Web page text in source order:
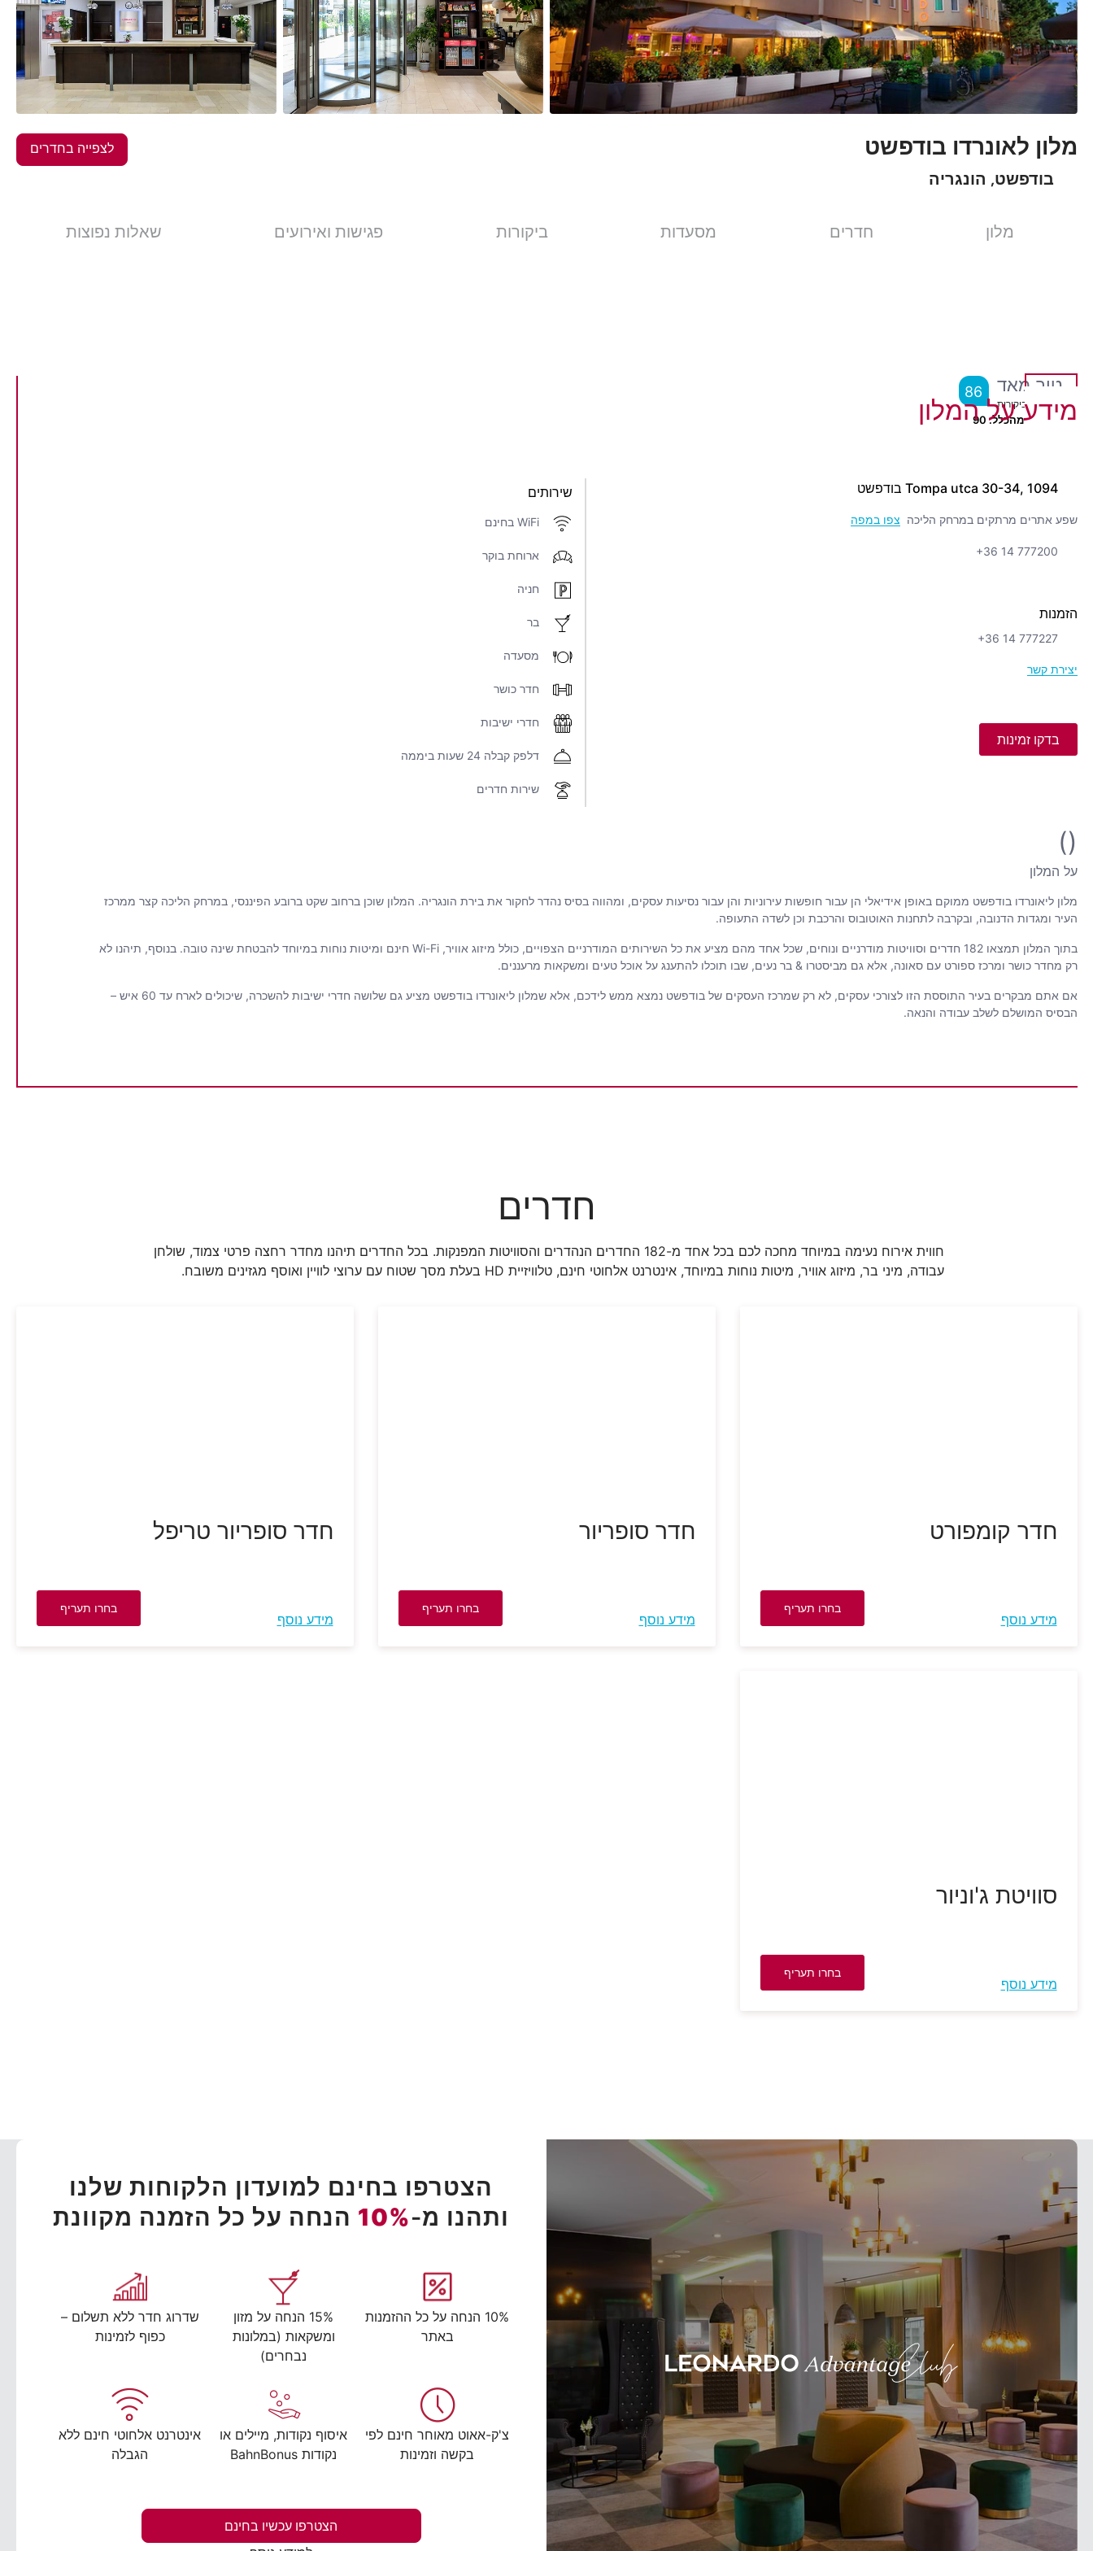
מלון לאונרדו בודפשט
בודפשט, הונגריה
לצפייה בחדרים
מלון חדרים מסעדות ביקורות פגישות ואירועים שאלות נפוצות
טוב מאד
מ4,437 ביקורות
86
מיקום יוצא מהכלל. 90
מידע על המלון
Tompa utca 30-34, 1094 בודפשט
שפע אתרים מרתקים במרחק הליכה צפו במפה
+36 14 777200
הזמנות
+36 14 777227
יצירת קשר
בדקו זמינות
שירותים
WiFi בחינם
ארוחת בוקר
חניה
בר
מסעדה
חדר כושר
חדרי ישיבות
דלפק קבלה 24 שעות ביממה
שירות חדרים
()
על המלון
מלון ליאונרדו בודפשט ממוקם באופן אידיאלי הן עבור חופשות עירוניות והן עבור נסיעות עסקים, ומהווה בסיס נהדר לחקור את בירת הונגריה. המלון שוכן ברחוב שקט ברובע הפיננסי, במרחק הליכה קצר ממרכז
העיר ומגדות הדנובה, ובקרבה לתחנות האוטובוס והרכבת וכן לשדה התעופה.
בתוך המלון תמצאו 182 חדרים וסוויטות מודרניים ונוחים, שכל אחד מהם מציע את כל השירותים המודרניים הצפויים, כולל מיזוג אוויר, Wi-Fi חינם ומיטות נוחות במיוחד להבטחת שינה טובה. בנוסף, תיהנו לא
רק מחדר כושר ומרכז ספורט עם סאונה, אלא גם מביסטרו & בר נעים, שבו תוכלו להתענג על אוכל טעים ומשקאות מרעננים.
אם אתם מבקרים בעיר התוססת הזו לצורכי עסקים, לא רק שמרכז העסקים של בודפשט נמצא ממש לידכם, אלא שמלון ליאונרדו בודפשט מציע גם שלושה חדרי ישיבות להשכרה, שיכולים לארח עד 60 איש –
הבסיס המושלם לשלב עבודה והנאה.
חדרים
חווית אירוח נעימה במיוחד מחכה לכם בכל אחד מ-182 החדרים הנהדרים והסוויטות המפנקות. בכל החדרים תיהנו מחדר רחצה פרטי צמוד, שולחן
עבודה, מיני בר, מיזוג אוויר, מיטות נוחות במיוחד, אינטרנט אלחוטי חינם, טלוויזיית HD בעלת מסך שטוח עם ערוצי לוויין ואוסף מגזינים משובח.
חדר קומפורט
מידע נוסף
בחרו תעריף
חדר סופריור
מידע נוסף
בחרו תעריף
חדר סופריור טריפל
מידע נוסף
בחרו תעריף
סוויטת ג'וניור
מידע נוסף
בחרו תעריף
הצטרפו בחינם למועדון הלקוחות שלנו
ותהנו מ-10% הנחה על כל הזמנה מקוונת
10% הנחה על כל ההזמנות
באתר
15% הנחה על מזון
ומשקאות (במלונות
נבחרים)
שדרוג חדר ללא תשלום –
כפוף לזמינות
צ'ק-אאוט מאוחר חינם לפי
בקשה וזמינות
איסוף נקודות, מיילים או
נקודות BahnBonus
אינטרנט אלחוטי חינם ללא
הגבלה
הצטרפו עכשיו בחינם